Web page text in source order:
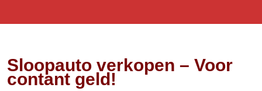
Sloopauto verkopen – Voor
contant geld!